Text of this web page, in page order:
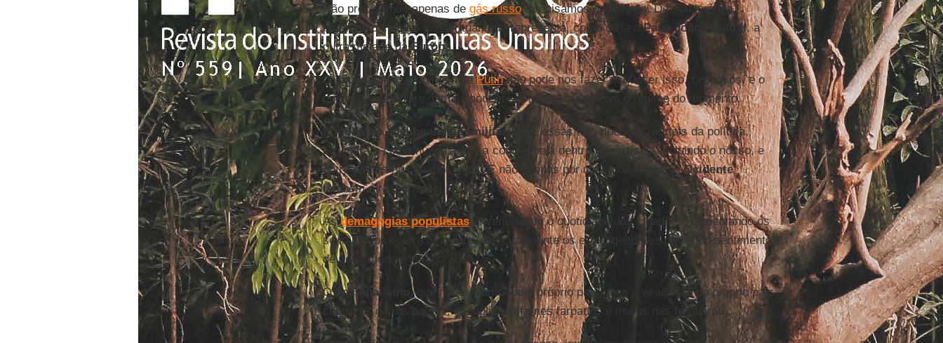
Não precisamos apenas de gás russo, precisamos da Rússia. De seu imenso
patrimônio cultural e espiritual, que representa, como dizia oPapa João Paulo II, a
outra metade daEuropa.
O imperialismo criminoso dePutinnão pode nos fazer esquecer isso. Os povos, e o
que eles custodiam, jamais podem ser identificados com o regime do momento.
Populismo,nacionalismo,militarismo
, essas três doenças mortais da política,
arruinaram como nunca antes a convivência dentro dos países, incluindo o nosso, e
entre países nos últimos anos. E não apenas por causa de
Putin. OOcidente
também é responsável por isso.
Asdemagogias populistasenvenenaram o quotidiano dos cidadãos, alimentando os
seus medos contra os outros, principalmente os estrangeiros, espalhando sentimentos
de ódio, medo e insegurança.
O nacionalismo, que não é o amor pelo próprio país, mas a exaltação do próprio país
contra os outros países, multiplicou arames farpados e muros nas fronteiras.